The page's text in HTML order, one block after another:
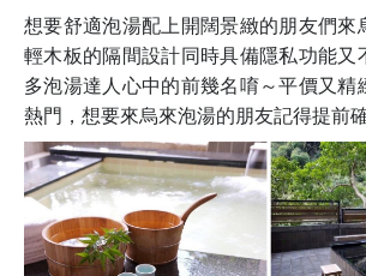
想要舒適泡湯配上開闊景緻的朋友們來
輕木板的隔間設計同時具備隱私功能又
多泡湯達人心中的前幾名唷～平價又精
熱門，想要來烏來泡湯的朋友記得提前